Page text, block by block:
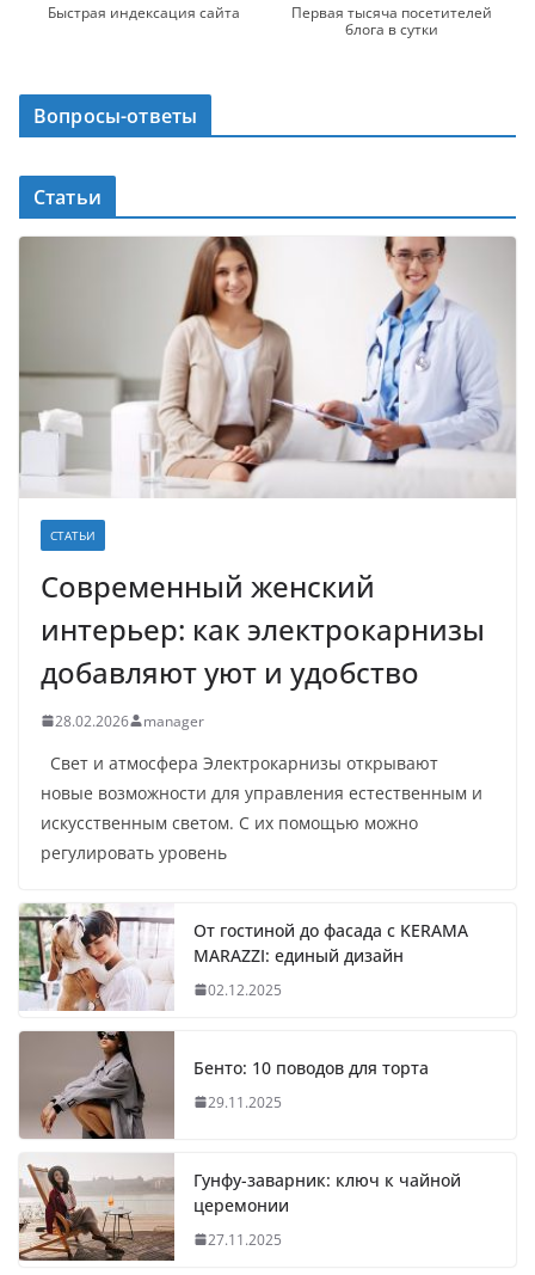
Быстрая индексация сайта
Первая тысяча посетителей
блога в сутки
Вопросы-ответы
Статьи
СТАТЬИ
Современный женский
интерьер: как электрокарнизы
добавляют уют и удобство
28.02.2026 manager
Свет и атмосфера Электрокарнизы открывают
новые возможности для управления естественным и
искусственным светом. С их помощью можно
регулировать уровень
От гостиной до фасада с KERAMA
MARAZZI: единый дизайн
02.12.2025
Бенто: 10 поводов для торта
29.11.2025
Гунфу-заварник: ключ к чайной
церемонии
27.11.2025